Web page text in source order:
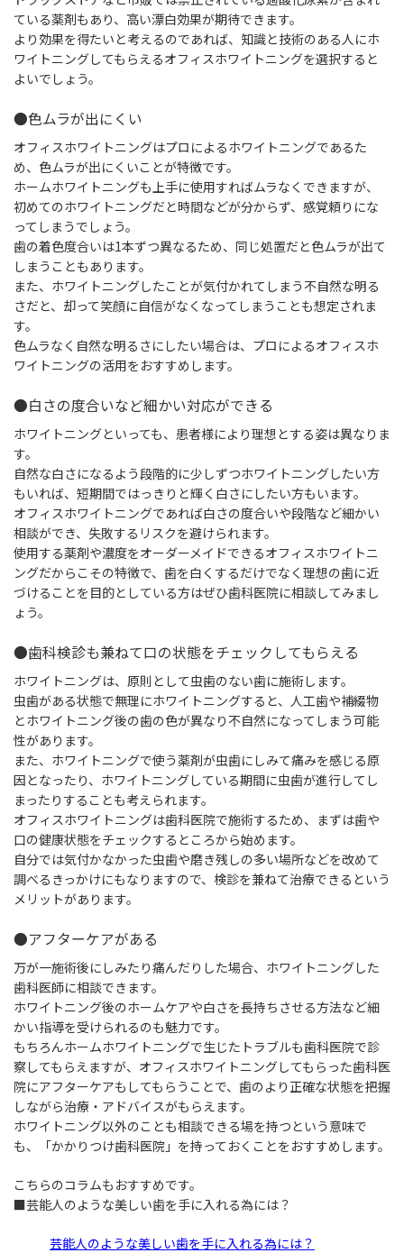
ている薬剤もあり、高い漂白効果が期待できます。
より効果を得たいと考えるのであれば、知識と技術のある人にホ
ワイトニングしてもらえるオフィスホワイトニングを選択すると
よいでしょう。
●色ムラが出にくい
オフィスホワイトニングはプロによるホワイトニングであるた
め、色ムラが出にくいことが特徴です。
ホームホワイトニングも上手に使用すればムラなくできますが、
初めてのホワイトニングだと時間などが分からず、感覚頼りにな
ってしまうでしょう。
歯の着色度合いは1本ずつ異なるため、同じ処置だと色ムラが出て
しまうこともあります。
また、ホワイトニングしたことが気付かれてしまう不自然な明る
さだと、却って笑顔に自信がなくなってしまうことも想定されま
す。
色ムラなく自然な明るさにしたい場合は、プロによるオフィスホ
ワイトニングの活用をおすすめします。
●白さの度合いなど細かい対応ができる
ホワイトニングといっても、患者様により理想とする姿は異なりま
す。
自然な白さになるよう段階的に少しずつホワイトニングしたい方
もいれば、短期間ではっきりと輝く白さにしたい方もいます。
オフィスホワイトニングであれば白さの度合いや段階など細かい
相談ができ、失敗するリスクを避けられます。
使用する薬剤や濃度をオーダーメイドできるオフィスホワイトニ
ングだからこその特徴で、歯を白くするだけでなく理想の歯に近
づけることを目的としている方はぜひ歯科医院に相談してみまし
ょう。
●歯科検診も兼ねて口の状態をチェックしてもらえる
ホワイトニングは、原則として虫歯のない歯に施術します。
虫歯がある状態で無理にホワイトニングすると、人工歯や補綴物
とホワイトニング後の歯の色が異なり不自然になってしまう可能
性があります。
また、ホワイトニングで使う薬剤が虫歯にしみて痛みを感じる原
因となったり、ホワイトニングしている期間に虫歯が進行してし
まったりすることも考えられます。
オフィスホワイトニングは歯科医院で施術するため、まずは歯や
口の健康状態をチェックするところから始めます。
自分では気付かなかった虫歯や磨き残しの多い場所などを改めて
調べるきっかけにもなりますので、検診を兼ねて治療できるという
メリットがあります。
●アフターケアがある
万が一施術後にしみたり痛んだりした場合、ホワイトニングした
歯科医師に相談できます。
ホワイトニング後のホームケアや白さを長持ちさせる方法など細
かい指導を受けられるのも魅力です。
もちろんホームホワイトニングで生じたトラブルも歯科医院で診
察してもらえますが、オフィスホワイトニングしてもらった歯科医
院にアフターケアもしてもらうことで、歯のより正確な状態を把握
しながら治療・アドバイスがもらえます。
ホワイトニング以外のことも相談できる場を持つという意味で
も、「かかりつけ歯科医院」を持っておくことをおすすめします。
こちらのコラムもおすすめです。
■芸能人のような美しい歯を手に入れる為には？
芸能人のような美しい歯を手に入れる為には？